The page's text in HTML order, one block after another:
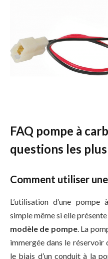
FAQ pompe à
questions les
Comment utiliser
L’utilisation d’une
simple même si elle
modèle de pompe. La
immergée dans le
le biais d’un conduit à la